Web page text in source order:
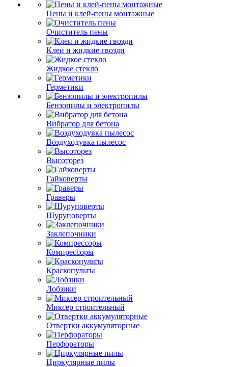
Пены и клей-пены монтажные
Очиститель пены
Клеи и жидкие гвозди
Жидкое стекло
Герметики
Бензопилы и электропилы
Вибратор для бетона
Воздуходувка пылесос
Высоторез
Гайковерты
Граверы
Шуруповерты
Заклепочники
Компрессоры
Краскопульты
Лобзики
Миксер строительный
Отвертки аккумуляторные
Перфораторы
Циркулярные пилы